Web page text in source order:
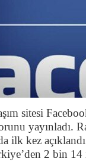
sitesi
yayınladı.
ilk kez
2 bin